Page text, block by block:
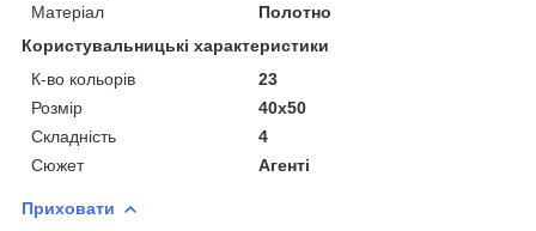
Матеріал
Полотно
Користувальницькі характеристики
К-во кольорів
23
Розмір
40х50
Складність
4
Сюжет
Агенті
Приховати